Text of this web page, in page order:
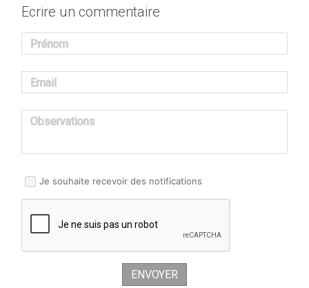
Ecrire un commentaire
Prénom
Email
Observations
Je souhaite recevoir des notifications
ENVOYER